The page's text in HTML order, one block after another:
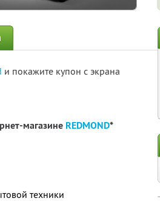
и покажите купон с экрана
магазине REDMOND*
техники